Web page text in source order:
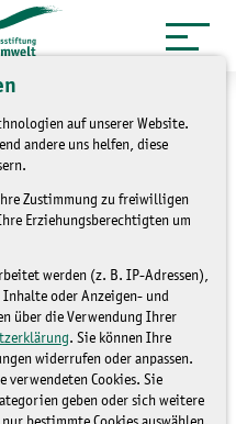
auf unserer Website.
andere uns helfen, diese
Zustimmung zu freiwilligen
Erziehungsberechtigten um
werden (z. B. IP-Adressen),
oder Anzeigen- und
über die Verwendung Ihrer
. Sie können Ihre
widerrufen oder anpassen.
verwendeten Cookies. Sie
geben oder sich weitere